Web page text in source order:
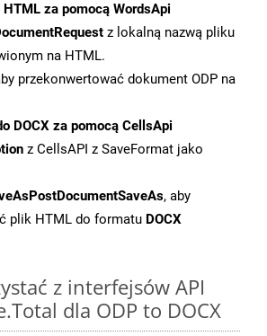
za pomocą WordsApi
z lokalną nazwą pliku
na HTML.
przekonwertować dokument ODP na
DOCX za pomocą CellsApi
z CellsAPI z SaveFormat jako
, aby
plik HTML do formatu DOCX
z interfejsów API
dla ODP to DOCX